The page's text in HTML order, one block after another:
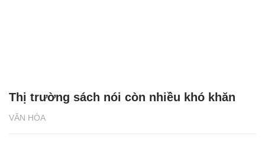
VĂN HÓA
Thị trường sách nói còn nhiều khó khăn